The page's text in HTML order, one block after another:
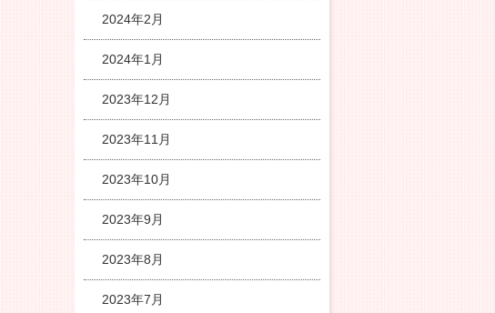
2024年2月
2024年1月
2023年12月
2023年11月
2023年10月
2023年9月
2023年8月
2023年7月